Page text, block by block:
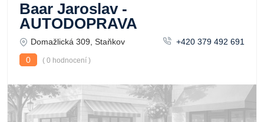
Baar Jaroslav -
AUTODOPRAVA
Domažlická 309, Staňkov
+420 379 492 691
0
( 0 hodnocení )